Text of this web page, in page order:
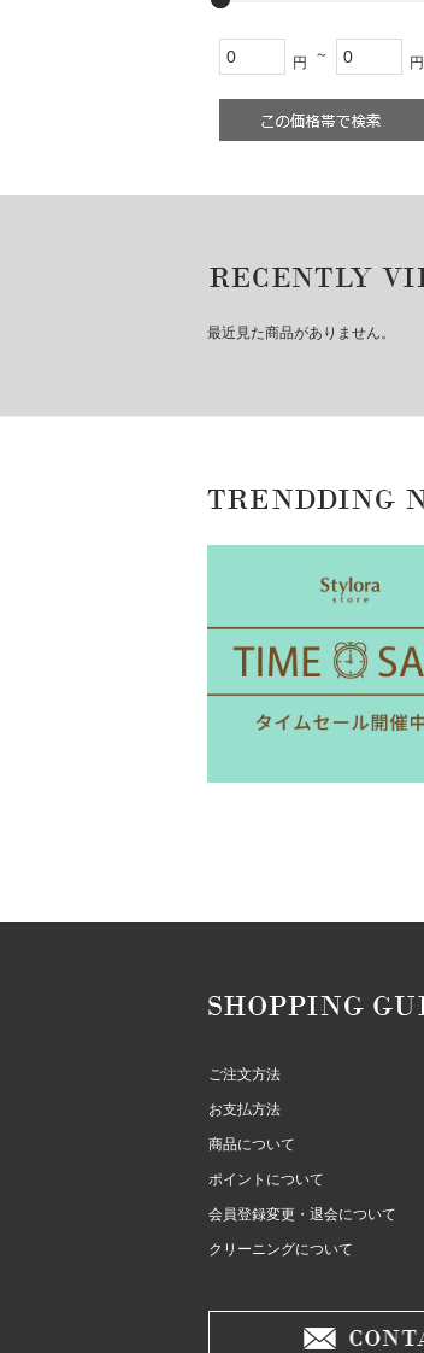
円 ～ 円
最近見た商品がありません。
ご注文方法
お支払方法
商品について
ポイントについて
会員登録変更・退会について
クリーニングについて